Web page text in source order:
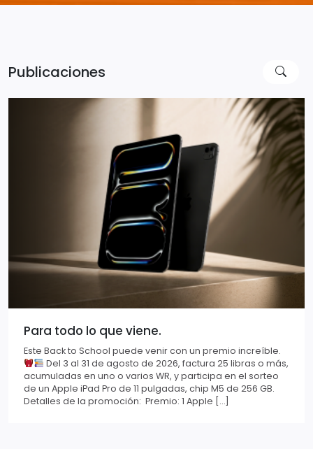
Publicaciones
Para todo lo que viene.
Este Back to School puede venir con un premio increíble.
Del 3 al 31 de agosto de 2026, factura 25 libras o más,
acumuladas en uno o varios WR, y participa en el sorteo
de un Apple iPad Pro de 11 pulgadas, chip M5 de 256 GB.
Detalles de la promoción: Premio: 1 Apple […]